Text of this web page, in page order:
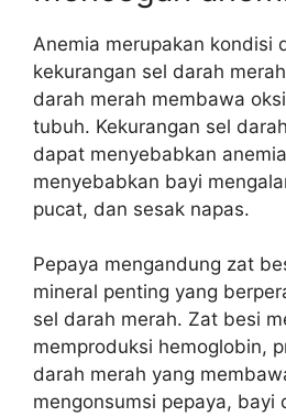
Anemia merupakan kondisi
kekurangan sel darah
darah merah membawa
tubuh. Kekurangan sel
dapat menyebabkan
menyebabkan bayi
pucat, dan sesak napas.
Pepaya mengandung zat
mineral penting yang
sel darah merah. Zat besi
memproduksi hemoglobin,
darah merah yang
mengonsumsi pepaya, bayi